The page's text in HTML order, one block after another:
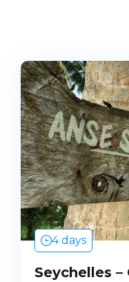
4 days
Seychelles